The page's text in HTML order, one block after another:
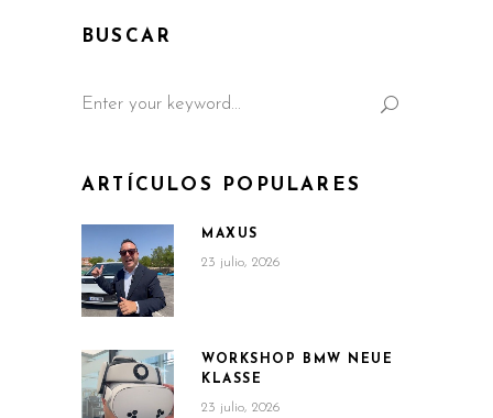
BUSCAR
for:
ARTÍCULOS POPULARES
MAXUS
23 julio, 2026
WORKSHOP BMW NEUE
KLASSE
23 julio, 2026